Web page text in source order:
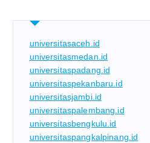
universitasaceh.id
universitasmedan.id
universitaspadang.id
universitaspekanbaru.id
universitasjambi.id
universitaspalembang.id
universitasbengkulu.id
universitaspangkalpinang.id